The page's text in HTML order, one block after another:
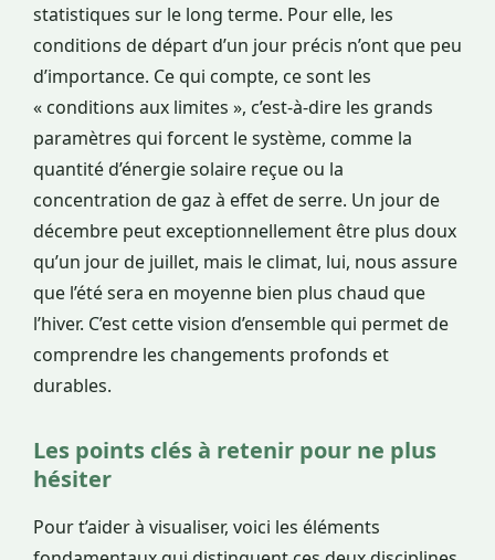
statistiques sur le long terme. Pour elle, les
conditions de départ d’un jour précis n’ont que peu
d’importance. Ce qui compte, ce sont les
« conditions aux limites », c’est-à-dire les grands
paramètres qui forcent le système, comme la
quantité d’énergie solaire reçue ou la
concentration de gaz à effet de serre. Un jour de
décembre peut exceptionnellement être plus doux
qu’un jour de juillet, mais le climat, lui, nous assure
que l’été sera en moyenne bien plus chaud que
l’hiver. C’est cette vision d’ensemble qui permet de
comprendre les changements profonds et
durables.
Les points clés à retenir pour ne plus
hésiter
Pour t’aider à visualiser, voici les éléments